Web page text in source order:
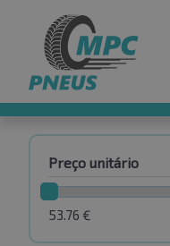
Preço unitário
53.76 €